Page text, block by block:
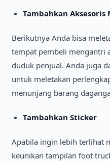
Tambahkan Aksesoris
Berikutnya Anda bisa
tempat pembeli mengantri
duduk penjual. Anda juga
untuk meletakan
menunjang barang
Tambahkan Sticker
Apabila ingin lebih terlihat
keunikan tampilan foot